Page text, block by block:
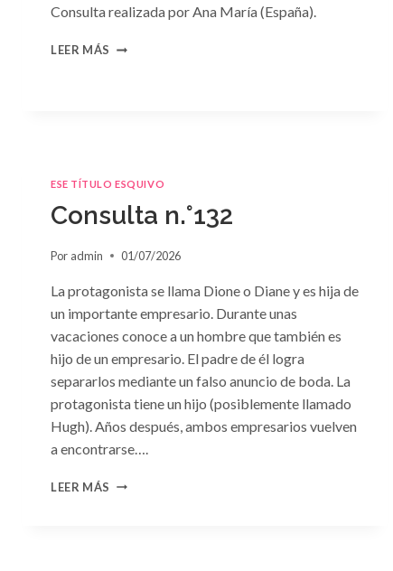
Consulta realizada por Ana María (España).
LEER MÁS CONSULTA
ESE TÍTULO ESQUIVO
Consulta n.°132
Por admin 01/07/2026
La protagonista se llama Dione o Diane y es hija de
un importante empresario. Durante unas
vacaciones conoce a un hombre que también es
hijo de un empresario. El padre de él logra
separarlos mediante un falso anuncio de boda. La
protagonista tiene un hijo (posiblemente llamado
Hugh). Años después, ambos empresarios vuelven
a encontrarse….
LEER MÁS CONSULTA